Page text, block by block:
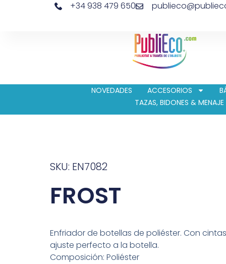
+34 938 479 650
NOVEDADES ACCESORIOS
TAZAS, BIDONES & MENAJE
SKU: EN7082
FROST
Enfriador de botellas de poliéster. Con
ajuste perfecto a la botella.
Composición: Poliéster